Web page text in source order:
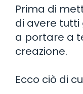
Prima di
di avere tutti
a portare a
creazione.
Ecco ciò di